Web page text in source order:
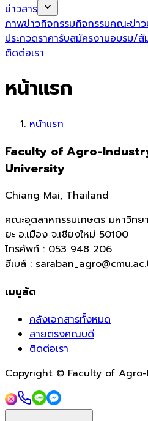
ข่าวสาร
ภาพข่าวกิจกรรมกิจกรรมคณะข่า
ประกวดราคารับสมัครงานอบรม/สั
ติดต่อเรา
หน้าแรก
หน้าแรก
Faculty of Agro-
University
Chiang Mai, Thailand
คณะอุตสาหกรรมเกษตร มหาวิทย
ยะ อ.เมือง จ.เชียงใหม่ 50100
โทรศัพท์ : 053 948 206
อีเมล์ :
เมนูลัด
คลังเอกสารทั้งหมด
สายตรงคณบดี
ติดต่อเรา
Copyright © Faculty of